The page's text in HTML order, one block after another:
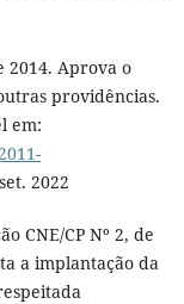
2014. Aprova o
providências.
em:
2022
CNE/CP Nº 2, de
a implantação da